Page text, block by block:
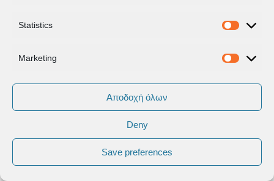
Statistics
Marketing
Αποδοχή όλων
Deny
Save preferences
ΤΖΑΝΑΚΟΠΟΥΛΟΣ:Το ΔΝΤ λέει ότι
πρέπει να αλλάξει το